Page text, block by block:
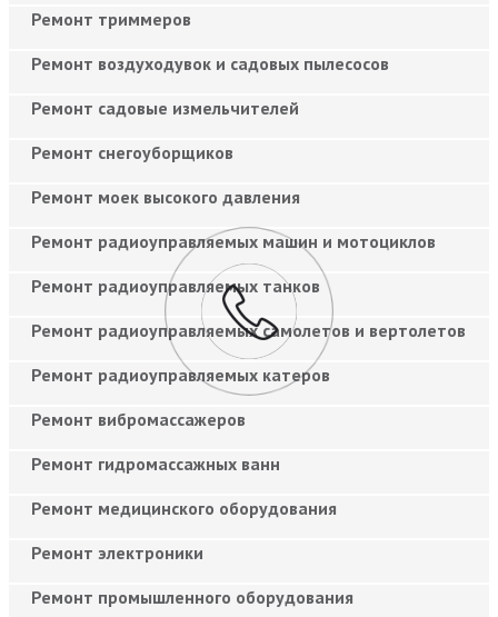
Ремонт триммеров
Ремонт воздуходувок и садовых пылесосов
Ремонт садовые измельчителей
Ремонт снегоуборщиков
Ремонт моек высокого давления
Ремонт радиоуправляемых машин и мотоциклов
Ремонт радиоуправляемых танков
Ремонт радиоуправляемых самолетов и вертолетов
Ремонт радиоуправляемых катеров
Ремонт вибромассажеров
Ремонт гидромассажных ванн
Ремонт медицинского оборудования
Ремонт электроники
Ремонт промышленного оборудования